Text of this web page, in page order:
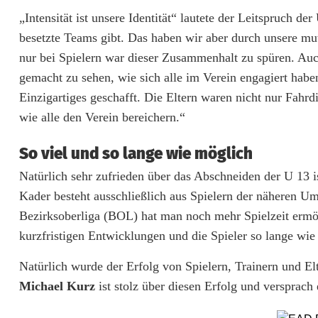
n
d
G
e
s
c
h
l
o
s
„Intensität ist unsere Identität“ lautete der Leitspruch
besetzte Teams gibt. Das haben wir aber durch unsere
nur bei Spielern war dieser Zusammenhalt zu spüren.
gemacht zu sehen, wie sich alle im Verein engagiert
Einzigartiges geschafft. Die Eltern waren nicht nur
wie alle den Verein bereichern.“
So viel und so lange wie möglich
Natürlich sehr zufrieden über das Abschneiden der U 13
Kader besteht ausschließlich aus Spielern der näheren
Bezirksoberliga (BOL) hat man noch mehr Spielzeit
kurzfristigen Entwicklungen und die Spieler so lange
Natürlich wurde der Erfolg von Spielern, Trainern und
Michael Kurz ist stolz über diesen Erfolg und